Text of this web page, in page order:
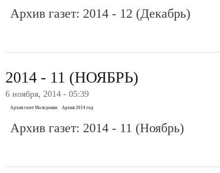
Архив газет: 2014 - 12 (Декабрь)
2014 - 11 (НОЯБРЬ)
6 ноября, 2014 - 05:39
Архив газет Молодежки Архив 2014 год
Архив газет: 2014 - 11 (Ноябрь)